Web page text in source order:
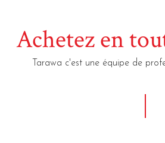
Achetez en
Tarawa c'est une équipe de